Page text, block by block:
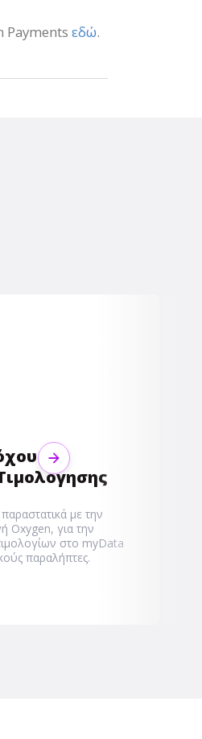
Payments εδώ.
με την
Oxygen, για την
στο myData
παραλήπτες.
Next